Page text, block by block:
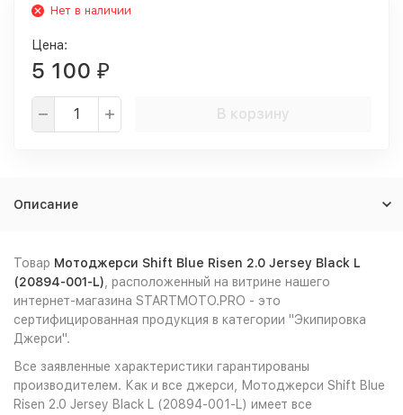
Нет в наличии
Цена:
5 100 ₽
В корзину
Описание
Товар Мотоджерси Shift Blue Risen 2.0 Jersey Black L
(20894-001-L) , расположенный на витрине нашего
интернет-магазина STARTMOTO.PRO - это
сертифицированная продукция в категории "Экипировка
Джерси".
Все заявленные характеристики гарантированы
производителем. Как и все джерси, Мотоджерси Shift Blue
Risen 2.0 Jersey Black L (20894-001-L) имеет все